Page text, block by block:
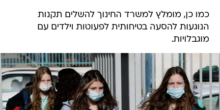
כמו כן, מומלץ למשרד החינוך להשלים תקנות
הנוגעות להסעה בטיחותית לפעוטות וילדים עם
מוגבלויות.